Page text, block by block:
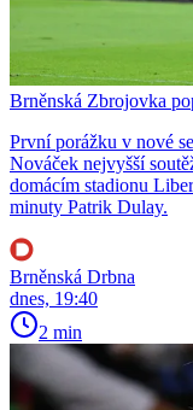
Brněnská Zbrojovka
První porážku v nové
Nováček nejvyšší
domácím stadionu
minuty Patrik Dulay.
Brněnská Drbna
dnes, 19:40
2 min